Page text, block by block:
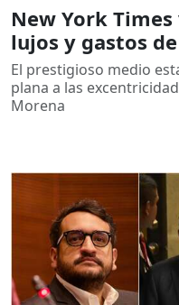
New York
lujos y gastos
El prestigioso medio
plana a las
Morena